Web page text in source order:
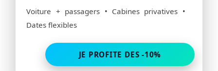
Voiture + passagers • Cabines privatives •
Dates flexibles
JE PROFITE DES -10%